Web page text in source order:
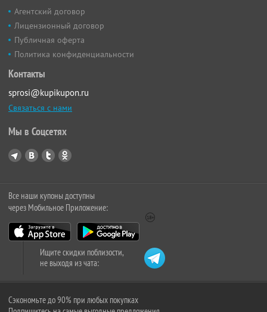
Агентский договор
Лицензионный договор
Публичная оферта
Политика конфиденциальности
Контакты
sprosi@kupikupon.ru
Связаться с нами
Мы в Соцсетях
Все наши купоны доступны
через Мобильное Приложение:
Ищите скидки поблизости,
не выходя из чата:
Сэкономьте до 90% при любых покупках